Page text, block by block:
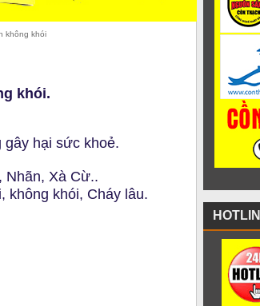
không khói
khói.
gây hại sức khoẻ.
Xà Cừ..
không khói, Cháy lâu.